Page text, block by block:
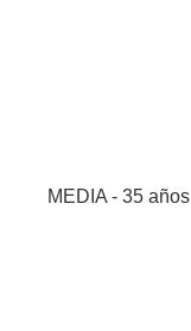
MEDIA - 35 años